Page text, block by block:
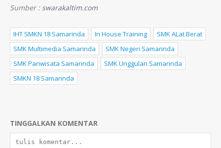
Sumber : swarakaltim.com
IHT SMKN 18 Samarinda In House Training
SMK ALat Berat
SMK Multimedia Samarinda
SMK Negeri Samarinda
SMK Pariwisata Samarinda
SMK Unggulan Samarinda
SMKN 18 Samarinda
TINGGALKAN KOMENTAR